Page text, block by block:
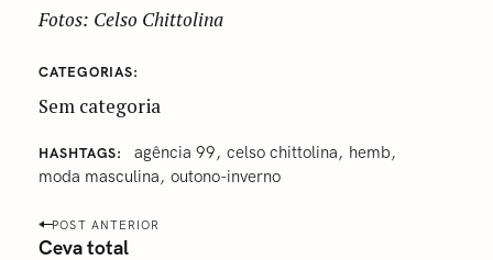
Fotos: Celso Chittolina
CATEGORIAS
Sem categoria
HASHTAGS agência 99 celso chittolina
hemb
‎moda masculina‬
‎outono-inverno
P
o
POST ANTERIOR
Ceva total